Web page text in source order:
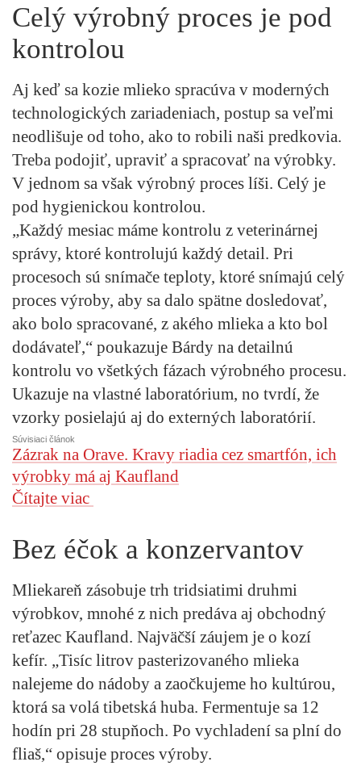
Celý výrobný proces je pod
kontrolou
Aj keď sa kozie mlieko spracúva v moderných
technologických zariadeniach, postup sa veľmi
neodlišuje od toho, ako to robili naši predkovia.
Treba podojiť, upraviť a spracovať na výrobky.
V jednom sa však výrobný proces líši. Celý je
pod hygienickou kontrolou.
„Každý mesiac máme kontrolu z veterinárnej
správy, ktoré kontrolujú každý detail. Pri
procesoch sú snímače teploty, ktoré snímajú celý
proces výroby, aby sa dalo spätne dosledovať,
ako bolo spracované, z akého mlieka a kto bol
dodávateľ,“ poukazuje Bárdy na detailnú
kontrolu vo všetkých fázach výrobného procesu.
Ukazuje na vlastné laboratórium, no tvrdí, že
vzorky posielajú aj do externých laboratórií.
Súvisiaci článok
Zázrak na Orave. Kravy riadia cez smartfón, ich
výrobky má aj Kaufland
Čítajte viac
Bez éčok a konzervantov
Mliekareň zásobuje trh tridsiatimi druhmi
výrobkov, mnohé z nich predáva aj obchodný
reťazec Kaufland. Najväčší záujem je o kozí
kefír. „Tisíc litrov pasterizovaného mlieka
nalejeme do nádoby a zaočkujeme ho kultúrou,
ktorá sa volá tibetská huba. Fermentuje sa 12
hodín pri 28 stupňoch. Po vychladení sa plní do
fliaš,“ opisuje proces výroby.